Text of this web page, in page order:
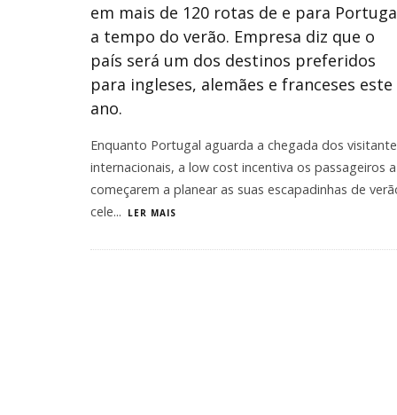
em mais de 120 rotas de e para
a tempo do verão. Empresa diz que o
país será um dos destinos preferidos
para ingleses, alemães e franceses este
ano.
Enquanto Portugal aguarda a chegada dos
internacionais, a low cost incentiva os passageiros a
começarem a planear as suas escapadinhas de
cele... LER MAIS